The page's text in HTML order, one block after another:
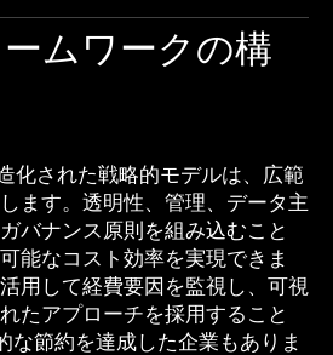
ムワークの構
化された戦略的モデルは、広範
ます。透明性、管理、データ主
バナンス原則を組み込むこと
能なコスト効率を実現できま
用して経費要因を監視し、可視
たアプローチを採用すること
な節約を達成した企業もありま